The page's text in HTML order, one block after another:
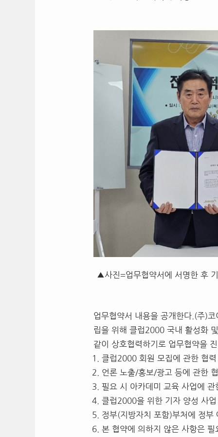
▲사진=업무협약서에 서명한 후
업무협약서 내용을 공개한다.(주)
립을 위해 클럽2000 국내 활성화
같이 상호협력하기로 업무협약을
클럽2000 회원 모집에 관한 협력
언론 노출/홍보/광고 등에 관한
필요 시 아카데미 교육 사업에 관
클럽2000을 위한 기자 양성 사
정부(지방자치 포함)부처에 정
본 협약에 의하지 않은 사항은